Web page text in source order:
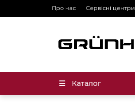
Про нас Сервісні центри
Каталог